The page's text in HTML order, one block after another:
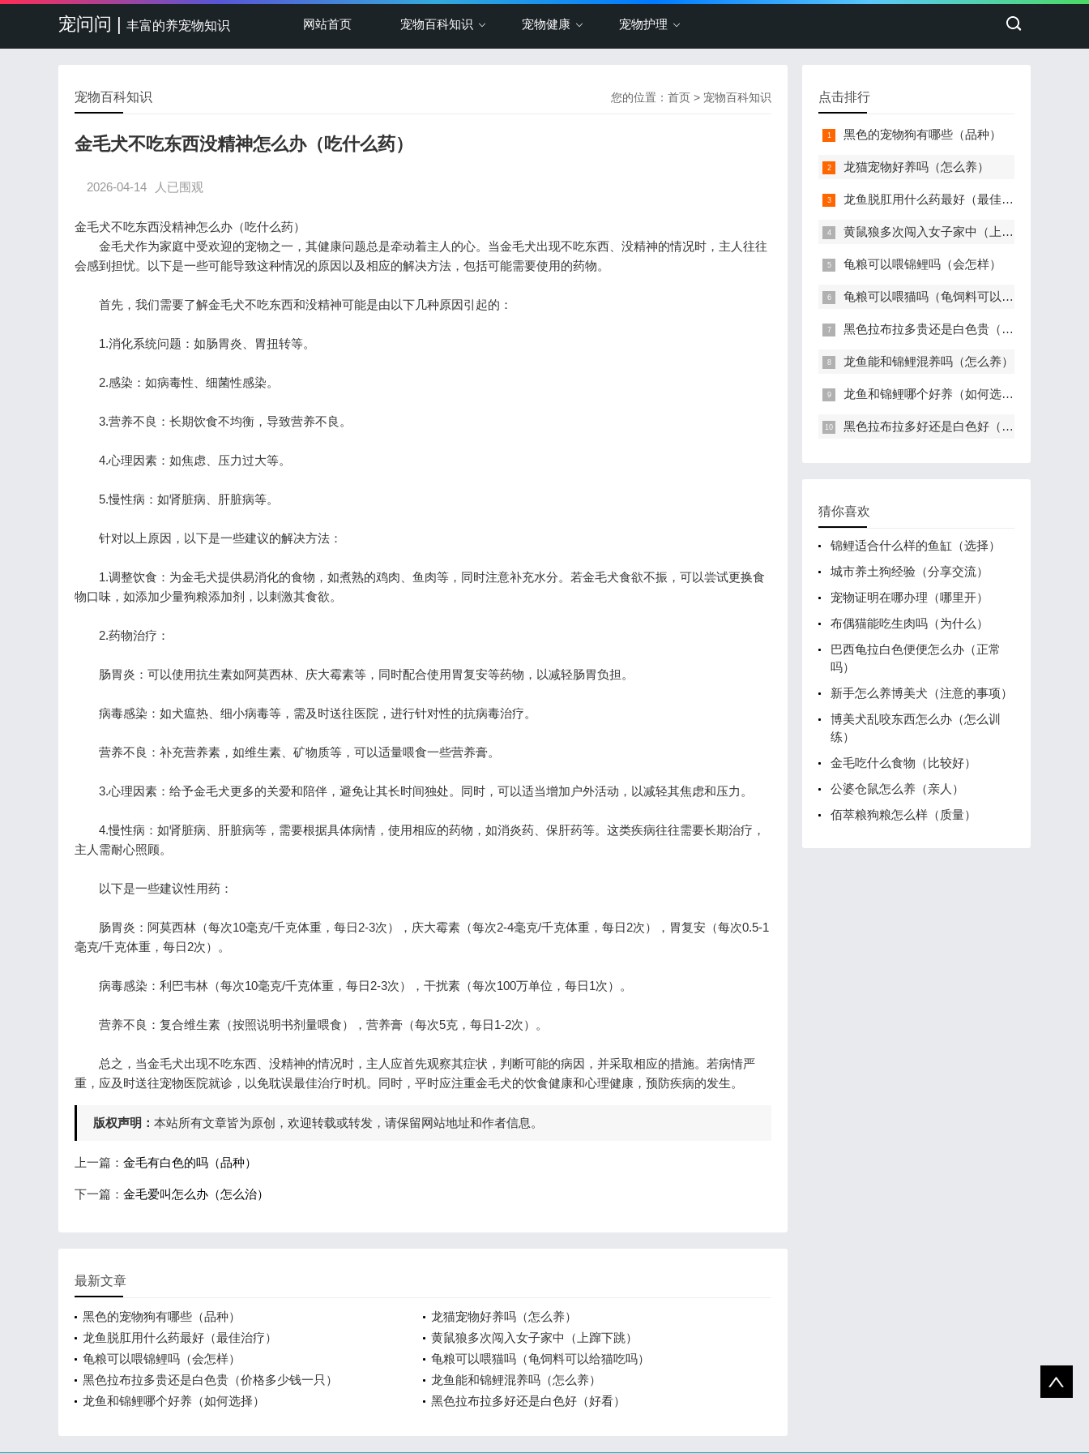
宠问问 | 丰富的养宠物知识 网站首页 宠物百科知识 宠物健康 宠物护理
您的位置： 首页 > 宠物百科知识
宠物百科知识
金毛犬不吃东西没精神怎么办（吃什么药）
2026-04-14 人已围观
金毛犬不吃东西没精神怎么办（吃什么药）
金毛犬作为家庭中受欢迎的宠物之一，其健康问题总是牵动着主人的心。当金毛犬出现不吃东西、没精神的情况时，主人往往
会感到担忧。以下是一些可能导致这种情况的原因以及相应的解决方法，包括可能需要使用的药物。
首先，我们需要了解金毛犬不吃东西和没精神可能是由以下几种原因引起的：
1.消化系统问题：如肠胃炎、胃扭转等。
2.感染：如病毒性、细菌性感染。
3.营养不良：长期饮食不均衡，导致营养不良。
4.心理因素：如焦虑、压力过大等。
5.慢性病：如肾脏病、肝脏病等。
针对以上原因，以下是一些建议的解决方法：
1.调整饮食：为金毛犬提供易消化的食物，如煮熟的鸡肉、鱼肉等，同时注意补充水分。若金毛犬食欲不振，可以尝试更换食
物口味，如添加少量狗粮添加剂，以刺激其食欲。
2.药物治疗：
肠胃炎：可以使用抗生素如阿莫西林、庆大霉素等，同时配合使用胃复安等药物，以减轻肠胃负担。
病毒感染：如犬瘟热、细小病毒等，需及时送往医院，进行针对性的抗病毒治疗。
营养不良：补充营养素，如维生素、矿物质等，可以适量喂食一些营养膏。
3.心理因素：给予金毛犬更多的关爱和陪伴，避免让其长时间独处。同时，可以适当增加户外活动，以减轻其焦虑和压力。
4.慢性病：如肾脏病、肝脏病等，需要根据具体病情，使用相应的药物，如消炎药、保肝药等。这类疾病往往需要长期治疗，
主人需耐心照顾。
以下是一些建议性用药：
肠胃炎：阿莫西林（每次10毫克/千克体重，每日2-3次），庆大霉素（每次2-4毫克/千克体重，每日2次），胃复安（每次0.5-1
毫克/千克体重，每日2次）。
病毒感染：利巴韦林（每次10毫克/千克体重，每日2-3次），干扰素（每次100万单位，每日1次）。
营养不良：复合维生素（按照说明书剂量喂食），营养膏（每次5克，每日1-2次）。
总之，当金毛犬出现不吃东西、没精神的情况时，主人应首先观察其症状，判断可能的病因，并采取相应的措施。若病情严
重，应及时送往宠物医院就诊，以免耽误最佳治疗时机。同时，平时应注重金毛犬的饮食健康和心理健康，预防疾病的发生。
版权声明： 本站所有文章皆为原创，欢迎转载或转发，请保留网站地址和作者信息。
上一篇： 金毛有白色的吗（品种）
下一篇： 金毛爱叫怎么办（怎么治）
最新文章
黑色的宠物狗有哪些（品种）
龙猫宠物好养吗（怎么养）
龙鱼脱肛用什么药最好（最佳治疗）
黄鼠狼多次闯入女子家中（上蹿下跳）
龟粮可以喂锦鲤吗（会怎样）
龟粮可以喂猫吗（龟饲料可以给猫吃吗）
黑色拉布拉多贵还是白色贵（价格多少钱一只）
龙鱼能和锦鲤混养吗（怎么养）
龙鱼和锦鲤哪个好养（如何选择）
黑色拉布拉多好还是白色好（好看）
点击排行
黑色的宠物狗有哪些（品种）
龙猫宠物好养吗（怎么养）
龙鱼脱肛用什么药最好（最佳治疗）
黄鼠狼多次闯入女子家中（上蹿下跳）
龟粮可以喂锦鲤吗（会怎样）
龟粮可以喂猫吗（龟饲料可以给猫吃吗）
黑色拉布拉多贵还是白色贵（价格多少钱一只）
龙鱼能和锦鲤混养吗（怎么养）
龙鱼和锦鲤哪个好养（如何选择）
黑色拉布拉多好还是白色好（好看）
猜你喜欢
锦鲤适合什么样的鱼缸（选择）
城市养土狗经验（分享交流）
宠物证明在哪办理（哪里开）
布偶猫能吃生肉吗（为什么）
巴西龟拉白色便便怎么办（正常
吗）
新手怎么养博美犬（注意的事项）
博美犬乱咬东西怎么办（怎么训
练）
金毛吃什么食物（比较好）
公婆仓鼠怎么养（亲人）
佰萃粮狗粮怎么样（质量）